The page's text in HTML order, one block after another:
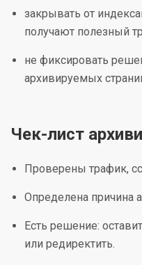
закрывать от
получают полезный
не фиксировать
архивируемых
Чек-лист
Проверены трафик,
Определена причина
Есть решение:
или редиректить.